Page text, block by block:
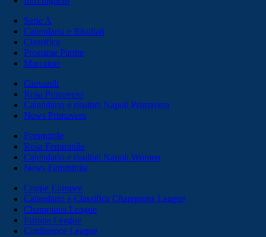
Serie A
Calendario e Risultati
Classifica
Prossime Partite
Marcatori
Giovanili
Rosa Primavera
Calendario e risultati Napoli Primavera
News Primavera
Femminile
Rosa Femminile
Calendario e risultati Napoli Women
News Femminile
Coppe Europee
Calendario e Classifica Champions League
Champions League
Europa League
Conference League